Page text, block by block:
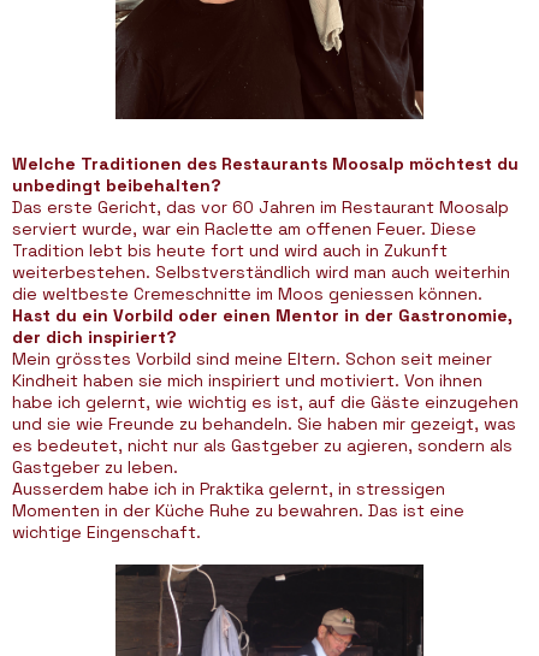
Welche Traditionen des Restaurants Moosalp möchtest du
unbedingt beibehalten?
Das erste Gericht, das vor 60 Jahren im Restaurant Moosalp
serviert wurde, war ein Raclette am offenen Feuer. Diese
Tradition lebt bis heute fort und wird auch in Zukunft
weiterbestehen. Selbstverständlich wird man auch weiterhin
die weltbeste Cremeschnitte im Moos geniessen können.
Hast du ein Vorbild oder einen Mentor in der Gastronomie,
der dich inspiriert?
Mein grösstes Vorbild sind meine Eltern. Schon seit meiner
Kindheit haben sie mich inspiriert und motiviert. Von ihnen
habe ich gelernt, wie wichtig es ist, auf die Gäste einzugehen
und sie wie Freunde zu behandeln. Sie haben mir gezeigt, was
es bedeutet, nicht nur als Gastgeber zu agieren, sondern als
Gastgeber zu leben.
Ausserdem habe ich in Praktika gelernt, in stressigen
Momenten in der Küche Ruhe zu bewahren. Das ist eine
wichtige Eingenschaft.